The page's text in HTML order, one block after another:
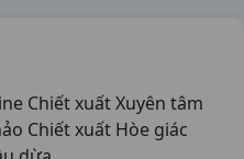
Chiết xuất Xuyên tâm
Chiết xuất Hòe giác